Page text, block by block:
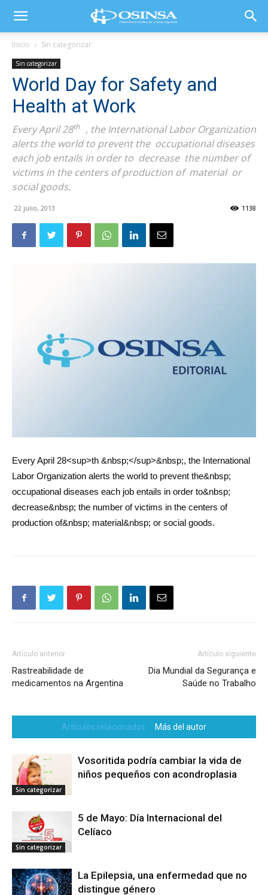
Inicio Sin categorizar
Sin categorizar
World Day for Safety and
Health at Work
Every April 28th , the International Labor Organization
alerts the world to prevent the occupational diseases
each job entails in order to decrease the number of
victims in the centers of production of material or
social goods.
22 julio, 2013 1138
Every April 28<sup>th &nbsp;</sup>&nbsp;, the International
Labor Organization alerts the world to prevent the&nbsp;
occupational diseases each job entails in order to&nbsp;
decrease&nbsp; the number of victims in the centers of
production of&nbsp; material&nbsp; or social goods.
Artículo anterior
Rastreabilidade de
medicamentos na Argentina
Artículo siguiente
Dia Mundial da Segurança e
Saúde no Trabalho
Artículos relacionados Más del autor
Sin categorizar
Vosoritida podría cambiar la vida de
niños pequeños con acondroplasia
Sin categorizar
5 de Mayo: Día Internacional del
Celíaco
La Epilepsia, una enfermedad que no
distingue género